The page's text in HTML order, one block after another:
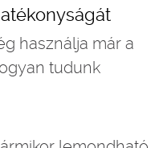
használja már a
tudunk